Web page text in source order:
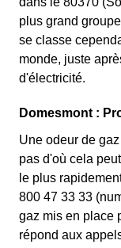
plus grand
se classe
monde, juste
d'électricité.
Domesmont :
Une odeur de
pas d'où cela
le plus
800 47 33 33
gaz mis en place
répond aux